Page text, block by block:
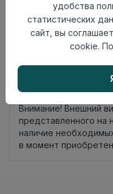
Китай
Осталось30.0 пог.
Внимание! Внешний
представленного на
наличие
в момент
удобства
статистических
сайт, вы
cookie.